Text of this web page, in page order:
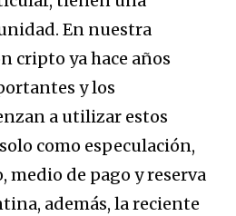
En nuestra
cripto ya hace años
y los
a utilizar estos
como especulación,
medio de pago y reserva
además, la reciente